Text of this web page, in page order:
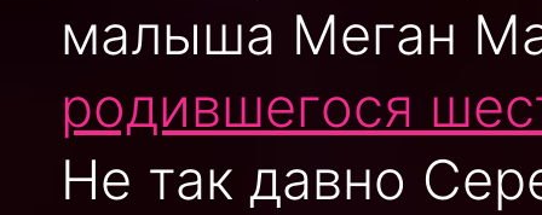
малыша Меган
родившегося
Не так давно